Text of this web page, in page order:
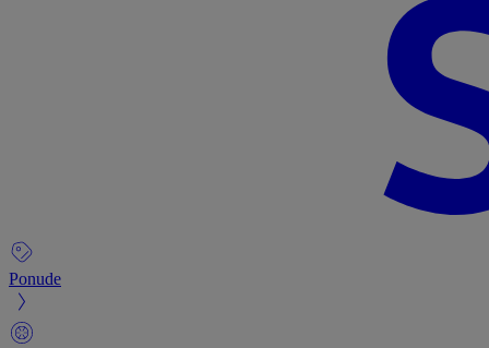
Ponude